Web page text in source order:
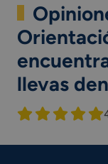
llevas